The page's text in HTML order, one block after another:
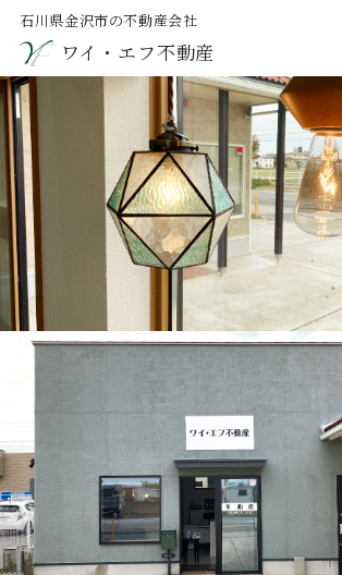
石川県金沢市の不動産会社
ワイ・エフ不動産